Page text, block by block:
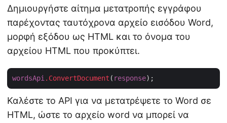
Δημιουργήστε αίτημα μετατροπής εγγράφου
παρέχοντας ταυτόχρονα αρχείο εισόδου Word,
μορφή εξόδου ως HTML και το όνομα του
αρχείου HTML που προκύπτει.
wordsApi .ConvertDocument ( response
Καλέστε το API για να μετατρέψετε το Word σε
HTML, ώστε το αρχείο word να μπορεί να